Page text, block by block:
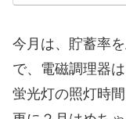
今月は、貯蓄率
で、電磁調理器
蛍光灯の照灯時間